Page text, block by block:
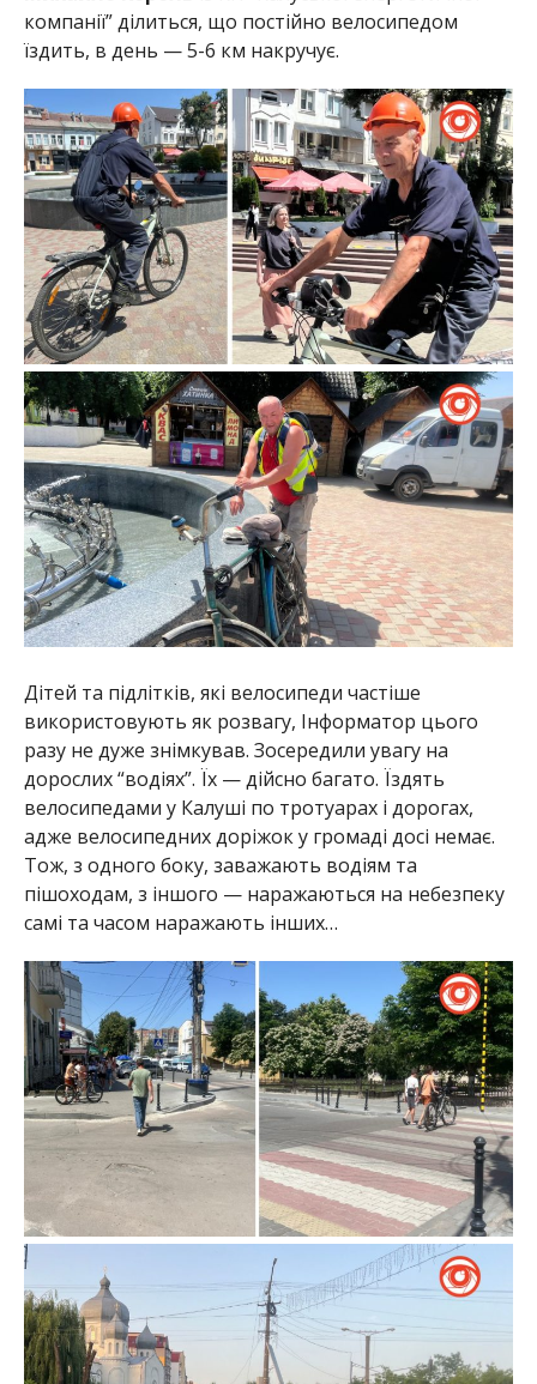
компанії” ділиться, що постійно велосипедом
їздить, в день — 5-6 км накручує.
Дітей та підлітків, які велосипеди частіше
використовують як розвагу, Інформатор цього
разу не дуже знімкував. Зосередили увагу на
дорослих “водіях”. Їх — дійсно багато. Їздять
велосипедами у Калуші по тротуарах і дорогах,
адже велосипедних доріжок у громаді досі немає.
Тож, з одного боку, заважають водіям та
пішоходам, з іншого — наражаються на небезпеку
самі та часом наражають інших…